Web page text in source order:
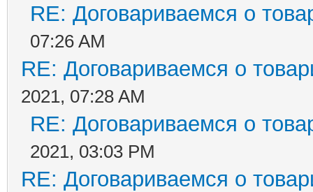
RE: Договариваемся о
07:26 AM
RE: Договариваемся о
2021, 07:28 AM
RE: Договариваемся о
2021, 03:03 PM
RE: Договариваемся о